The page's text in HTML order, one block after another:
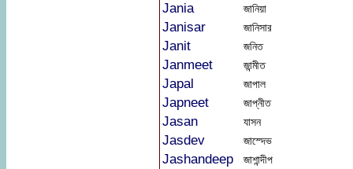
Jania জানিয়া
Janisar জানিসার
Janit জনিত
Janmeet জান্মীত
Japal জাপাল
Japneet জাপ্নীত
Jasan যাসন
Jasdev জাস্দেভ
Jashandeep জাশান্দীপ